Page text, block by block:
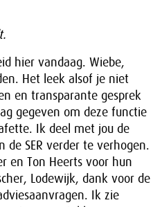
hier vandaag. Wiebe,
Het leek alsof je niet
en transparante gesprek
gegeven om deze functie
Ik deel met jou de
SER verder te verhogen.
en Ton Heerts voor hun
Lodewijk, dank voor de
Ik zie